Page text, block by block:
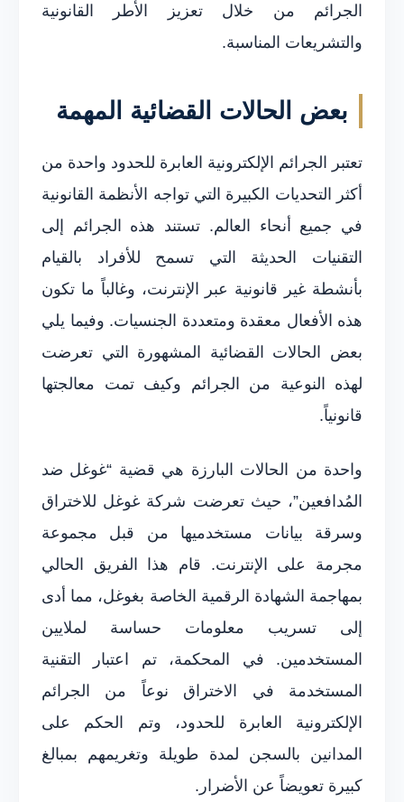
الجرائم من خلال تعزيز الأطر القانونية
والتشريعات المناسبة.
بعض الحالات القضائية المهمة
تعتبر الجرائم الإلكترونية العابرة للحدود واحدة من
أكثر التحديات الكبيرة التي تواجه الأنظمة القانونية
في جميع أنحاء العالم. تستند هذه الجرائم إلى
التقنيات الحديثة التي تسمح للأفراد بالقيام
بأنشطة غير قانونية عبر الإنترنت، وغالباً ما تكون
هذه الأفعال معقدة ومتعددة الجنسيات. وفيما يلي
بعض الحالات القضائية المشهورة التي تعرضت
لهذه النوعية من الجرائم وكيف تمت معالجتها
قانونياً.
واحدة من الحالات البارزة هي قضية “غوغل ضد
المُدافعين”، حيث تعرضت شركة غوغل للاختراق
وسرقة بيانات مستخدميها من قبل مجموعة
مجرمة على الإنترنت. قام هذا الفريق الحالي
بمهاجمة الشهادة الرقمية الخاصة بغوغل، مما أدى
إلى تسريب معلومات حساسة لملايين
المستخدمين. في المحكمة، تم اعتبار التقنية
المستخدمة في الاختراق نوعاً من الجرائم
الإلكترونية العابرة للحدود، وتم الحكم على
المدانين بالسجن لمدة طويلة وتغريمهم بمبالغ
كبيرة تعويضاً عن الأضرار.